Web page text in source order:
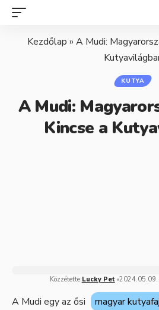
Kezdőlap » A Mudi:
KUTYA
A Mudi:
Kincse a
Közzétette:Lucky Pet 2024.05.09.
A Mudi egy az ősi magyar